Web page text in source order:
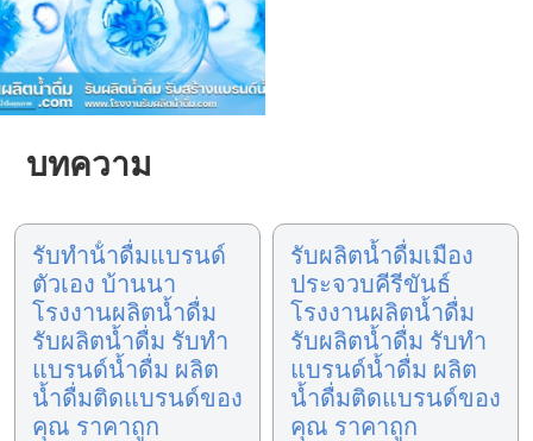
บทความ
รับทําน้ําดื่มแบรนด์
ตัวเอง บ้านนา
โรงงานผลิตน้ำดื่ม
รับผลิตน้ำดื่ม รับทำ
แบรนด์น้ำดื่ม ผลิต
น้ำดื่มติดแบรนด์ของ
คุณ ราคาถูก
รับผลิตน้ำดื่มเมือง
ประจวบคีรีขันธ์
โรงงานผลิตน้ำดื่ม
รับผลิตน้ำดื่ม รับทำ
แบรนด์น้ำดื่ม ผลิต
น้ำดื่มติดแบรนด์ของ
คุณ ราคาถูก